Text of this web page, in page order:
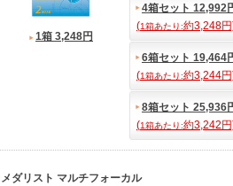
1箱 3,248円
4箱セット 12,992
(1箱あたり:約3,248
6箱セット 19,464
(1箱あたり:約3,244
8箱セット 25,936
(1箱あたり:約3,242
メダリスト マルチフォーカル